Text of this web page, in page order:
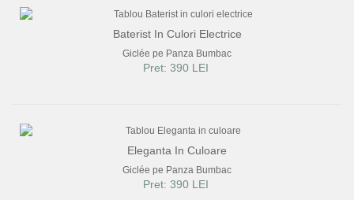
Baterist In Culori Electrice
Giclée pe Panza Bumbac
Pret: 390 LEI
Eleganta In Culoare
Giclée pe Panza Bumbac
Pret: 390 LEI